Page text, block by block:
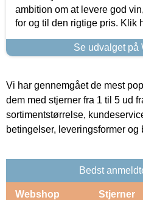
ambition om at levere god
for og til den rigtige pris. Klik
Se udvalget på
Vi har gennemgået de mest
dem med stjerner fra 1 til 5 ud
sortimentstørrelse,
betingelser, leveringsformer
Bedst
Webshop Stjerner